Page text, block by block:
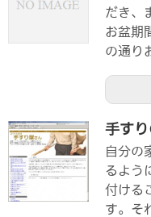
だき、
お盆期
の通り
手す
自分の
るよう
付ける
す。そ